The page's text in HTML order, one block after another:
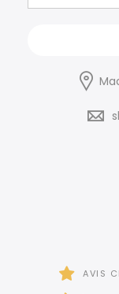
AVIS